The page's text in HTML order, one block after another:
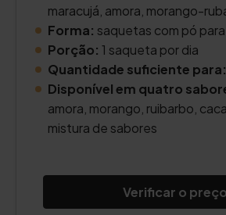
maracujá, amora, morango-
Forma: saquetas com pó
Porção: 1 saqueta por dia
Quantidade suficiente para:
Disponível em quatro
amora, morango, ruibarbo,
mistura de sabores
Verificar o preço